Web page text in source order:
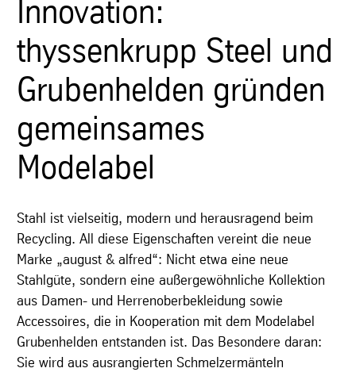
Innovation:
thyssenkrupp Steel und
Grubenhelden gründen
gemeinsames
Modelabel
Stahl ist vielseitig, modern und herausragend beim
Recycling. All diese Eigenschaften vereint die neue
Marke „august & alfred“: Nicht etwa eine neue
Stahlgüte, sondern eine außergewöhnliche Kollektion
aus Damen- und Herrenoberbekleidung sowie
Accessoires, die in Kooperation mit dem Modelabel
Grubenhelden entstanden ist. Das Besondere daran:
Sie wird aus ausrangierten Schmelzermänteln